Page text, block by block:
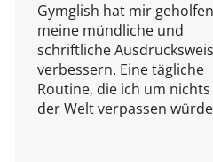
Gymglish hat mir
meine mündliche und
schriftliche
verbessern. Eine tägliche
Routine, die ich um
der Welt verpassen